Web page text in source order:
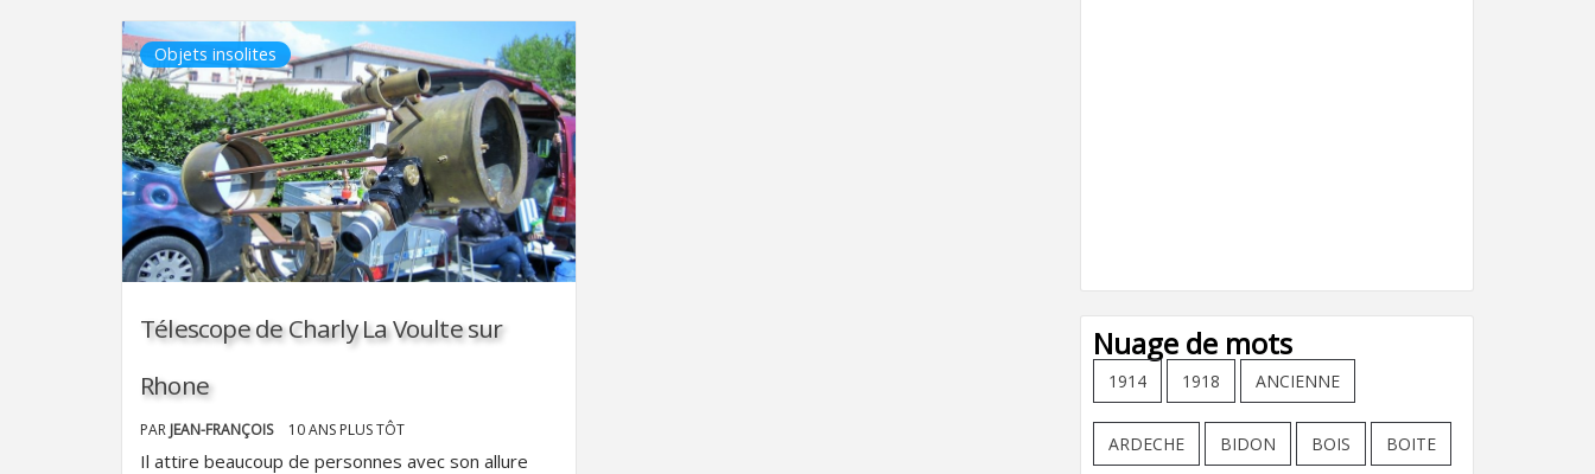
Objets insolites
Télescope de Charly La Voulte sur
Rhone
PAR JEAN-FRANÇOIS 10 ANS PLUS TÔT
Il attire beaucoup de personnes avec son allure
Nuage de mots
1914 1918 ANCIENNE
ARDECHE BIDON BOIS BOITE